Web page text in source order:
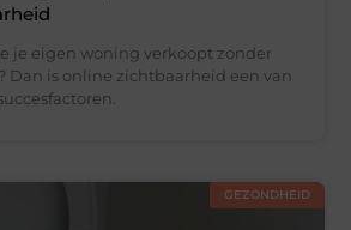
je eigen woning verkoopt zonder
Dan is online zichtbaarheid een van
GEZONDHEID